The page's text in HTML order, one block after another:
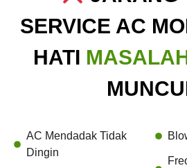
SERVICE AC
HATI
AC Mendadak Tidak
Dingin